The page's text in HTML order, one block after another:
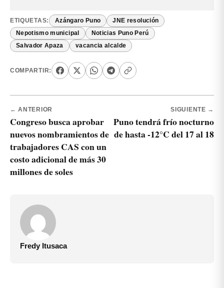
ETIQUETAS: Azángaro Puno JNE resolución
Nepotismo municipal Noticias Puno Perú
Salvador Apaza vacancia alcalde
COMPARTIR:
← ANTERIOR
Congreso busca aprobar
nuevos nombramientos de
trabajadores CAS con un
costo adicional de más 30
millones de soles
SIGUIENTE →
Puno tendrá frío nocturno
de hasta -12°C del 17 al 18
Fredy Itusaca